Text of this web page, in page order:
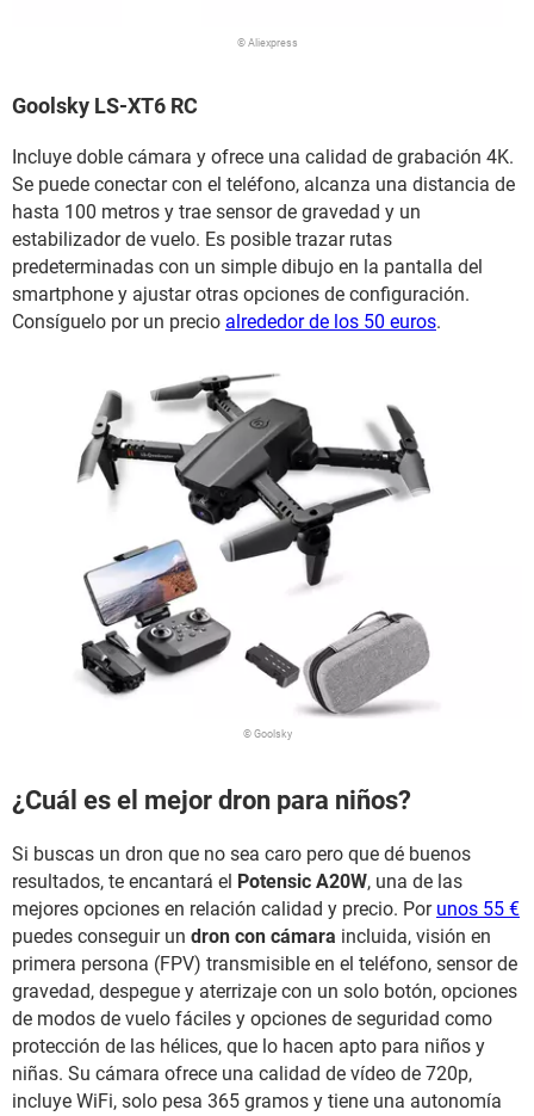
© Aliexpress
Goolsky LS-XT6 RC
Incluye doble cámara y ofrece una calidad de grabación 4K.
Se puede conectar con el teléfono, alcanza una distancia de
hasta 100 metros y trae sensor de gravedad y un
estabilizador de vuelo. Es posible trazar rutas
predeterminadas con un simple dibujo en la pantalla del
smartphone y ajustar otras opciones de configuración.
Consíguelo por un precio alrededor de los 50 euros.
© Goolsky
¿Cuál es el mejor dron para niños?
Si buscas un dron que no sea caro pero que dé buenos
resultados, te encantará el Potensic A20W, una de las
mejores opciones en relación calidad y precio. Por unos 55 €
puedes conseguir un dron con cámara incluida, visión en
primera persona (FPV) transmisible en el teléfono, sensor de
gravedad, despegue y aterrizaje con un solo botón, opciones
de modos de vuelo fáciles y opciones de seguridad como
protección de las hélices, que lo hacen apto para niños y
niñas. Su cámara ofrece una calidad de vídeo de 720p,
incluye WiFi, solo pesa 365 gramos y tiene una autonomía